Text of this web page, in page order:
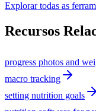
Explorar todas as
Recursos
progress photos and
macro tracking
setting nutrition goals